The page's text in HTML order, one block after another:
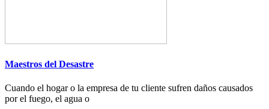
Maestros del Desastre
Cuando el hogar o la empresa de tu cliente sufren daños causados
por el fuego, el agua o